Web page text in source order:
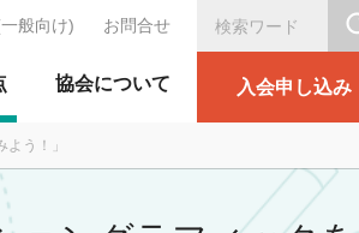
テーション協会
協会について 入会申し込み
般向け) お問合せ
う！」